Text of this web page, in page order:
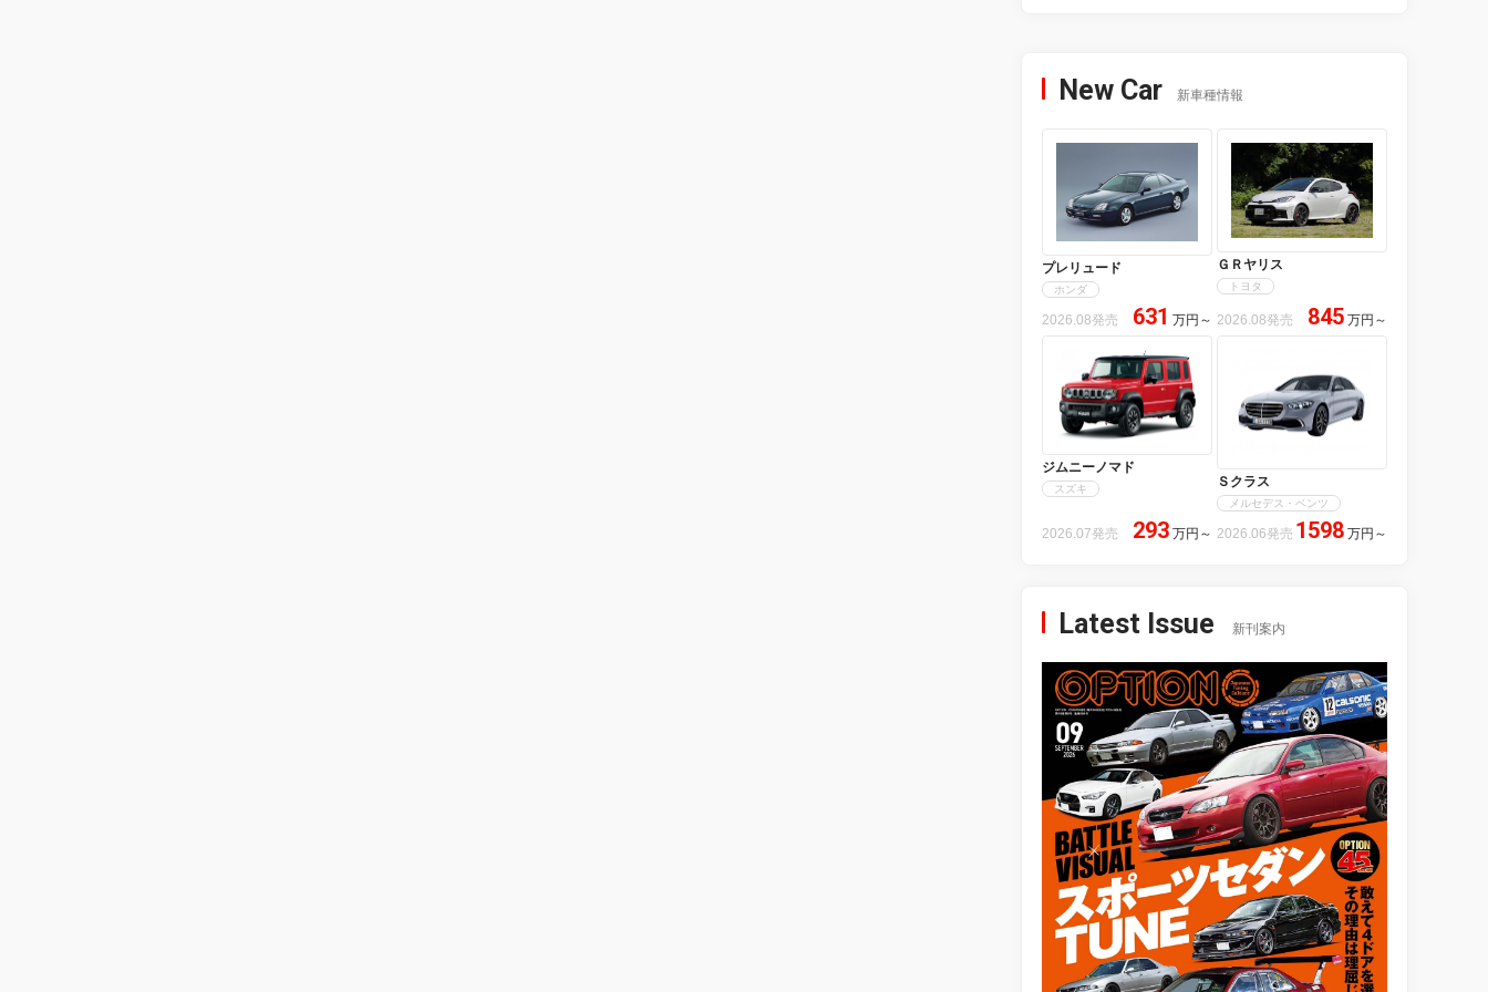
New Car 新車種情報
プレリュード
ホンダ
2026.08発売 631 万円 ～
ＧＲヤリス
トヨタ
2026.08発売 845 万円 ～
ジムニーノマド
スズキ
2026.07発売 293 万円 ～
Ｓクラス
メルセデス・ベンツ
2026.06発売 1598 万円 ～
Latest Issue 新刊案内